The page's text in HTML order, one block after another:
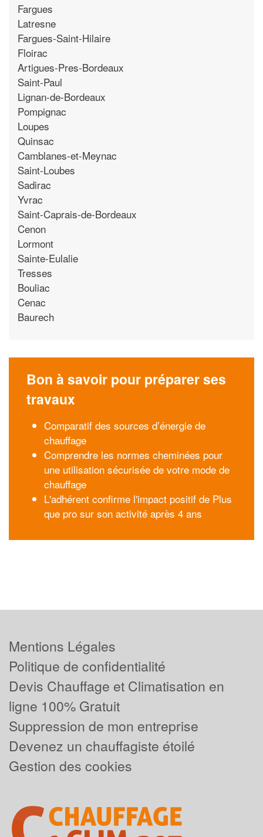
Fargues
Latresne
Fargues-Saint-Hilaire
Floirac
Artigues-Pres-Bordeaux
Saint-Paul
Lignan-de-Bordeaux
Pompignac
Loupes
Quinsac
Camblanes-et-Meynac
Saint-Loubes
Sadirac
Yvrac
Saint-Caprais-de-Bordeaux
Cenon
Lormont
Sainte-Eulalie
Tresses
Bouliac
Cenac
Baurech
Bon à savoir pour préparer ses
travaux
Comparatif des sources d’énergie de
chauffage
Comprendre les normes cheminées pour
une utilisation sécurisée de votre mode de
chauffage
L'adhérent confirme l'impact positif de Plus
que pro sur son activité après 4 ans
Mentions Légales
Politique de confidentialité
Devis Chauffage et Climatisation en
ligne 100% Gratuit
Suppression de mon entreprise
Devenez un chauffagiste étoilé
Gestion des cookies